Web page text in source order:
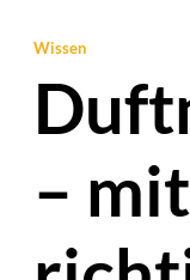
Wissen
–